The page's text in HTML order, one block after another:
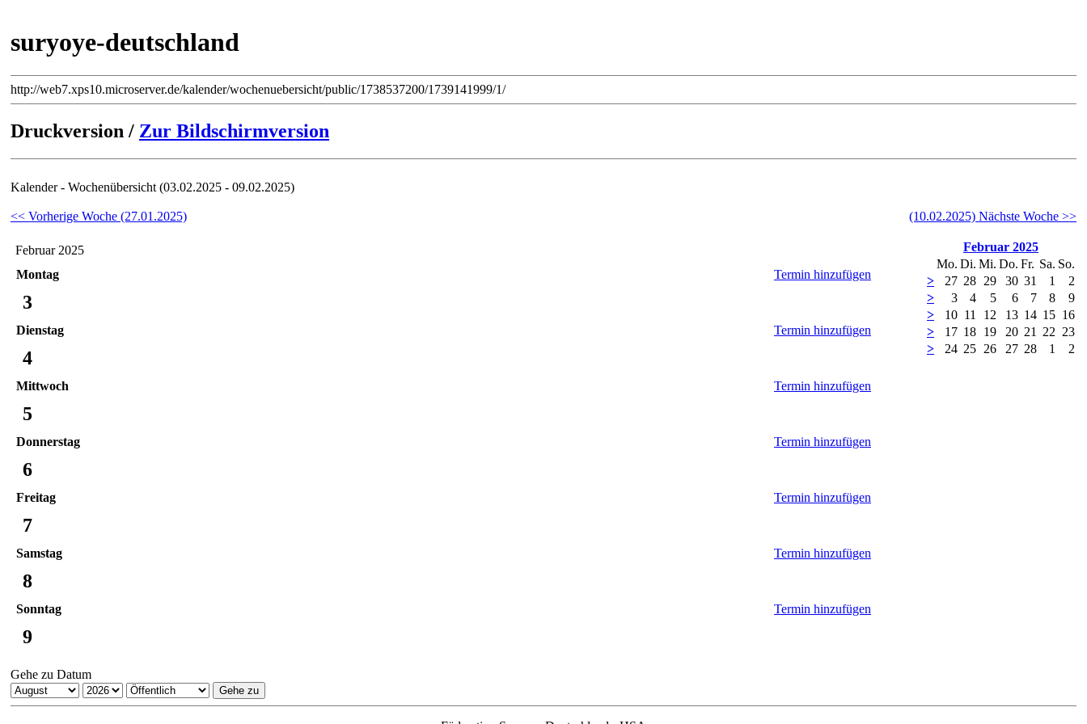
suryoye-deutschland
http://web7.xps10.microserver.de/kalender/wochenuebersicht/public/1738537200/1739141999/1/
Druckversion / Zur Bildschirmversion
Kalender - Wochenübersicht (03.02.2025 - 09.02.2025)
<< Vorherige Woche (27.01.2025) (10.02.2025) Nächste Woche >>
Februar 2025
Montag
Termin hinzufügen
3
Dienstag Termin hinzufügen
4
Mittwoch Termin hinzufügen
5
Donnerstag Termin hinzufügen
6
Freitag Termin hinzufügen
7
Samstag Termin hinzufügen
8
Sonntag Termin hinzufügen
9
Februar 2025
Mo. Di. Mi. Do. Fr. Sa. So.
>
27 28 29 30 31 1
2
>
3 4 5 6 7 8
9
>
10 11 12 13 14 15 16
>
17 18 19 20 21 22 23
>
24 25 26 27 28 1 2
Gehe zu Datum